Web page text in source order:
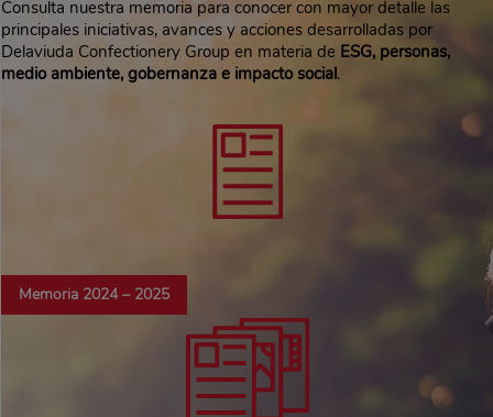
Consulta nuestra memoria para conocer con mayor detalle las
principales iniciativas, avances y acciones desarrolladas por
Delaviuda Confectionery Group en materia de ESG, personas,
medio ambiente, gobernanza e impacto social.
Memoria 2024 – 2025